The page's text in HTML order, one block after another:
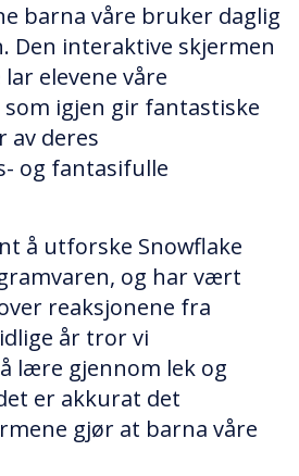
barna våre bruker daglig
Den interaktive skjermen
elevene våre
igjen gir fantastiske
av deres
og fantasifulle
å utforske Snowflake
og har vært
reaksjonene fra
år tror vi
lære gjennom lek og
er akkurat det
gjør at barna våre